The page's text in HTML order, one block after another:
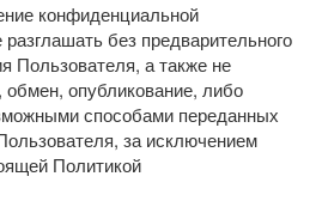
конфиденциальной
без предварительного
Пользователя, а также не
опубликование, либо
способами переданных
за исключением
Политикой